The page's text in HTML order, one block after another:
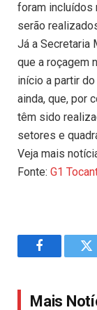
foram incluídos
serão
Já a Secretaria
que a roçagem
início a partir
ainda, que, por
têm sido
setores e
Veja mais
Fonte: G1
Facebook
Mais